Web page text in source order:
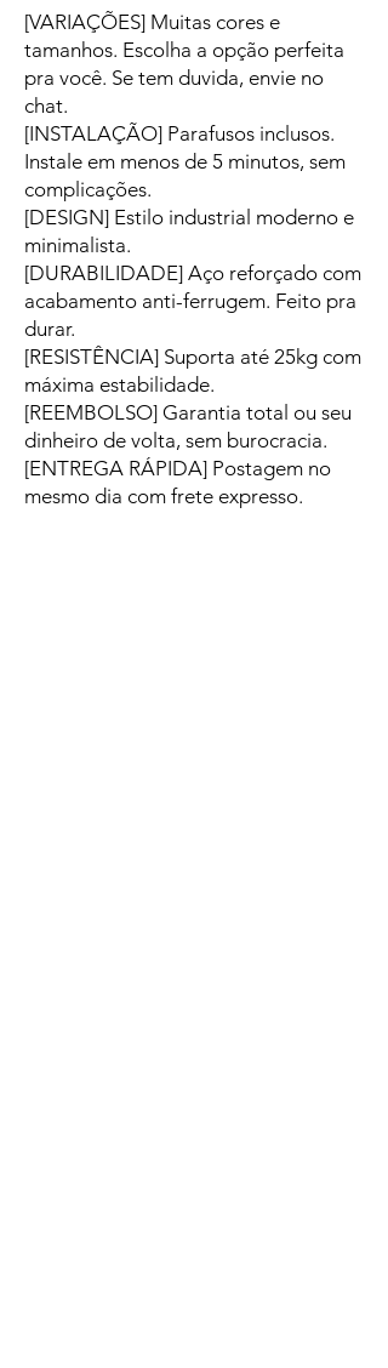
[VARIAÇÕES] Muitas cores e
tamanhos. Escolha a opção perfeita
pra você. Se tem duvida, envie no
chat.
[INSTALAÇÃO] Parafusos inclusos.
Instale em menos de 5 minutos, sem
complicações.
[DESIGN] Estilo industrial moderno e
minimalista.
[DURABILIDADE] Aço reforçado com
acabamento anti-ferrugem. Feito pra
durar.
[RESISTÊNCIA] Suporta até 25kg com
máxima estabilidade.
[REEMBOLSO] Garantia total ou seu
dinheiro de volta, sem burocracia.
[ENTREGA RÁPIDA] Postagem no
mesmo dia com frete expresso.